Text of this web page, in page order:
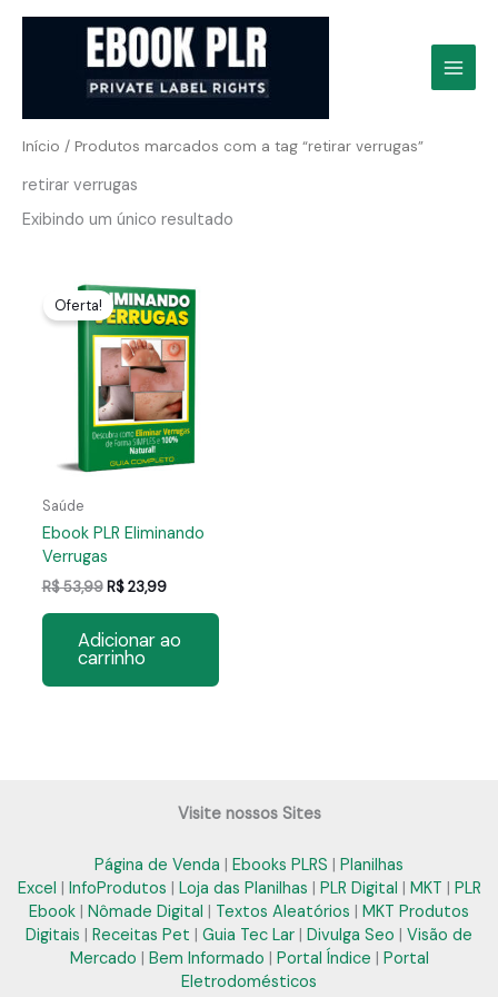
Início / Produtos marcados com a tag “retirar verrugas”
retirar verrugas
Exibindo um único resultado
Oferta!
Saúde
Ebook PLR Eliminando
Verrugas
R$53,99 O
era:
R$ 53,99.
R$23,99O
é:
Adicionar ao
carrinho
Visite nossos Sites
Página de Venda | Ebooks PLRS | Planilhas
Excel | InfoProdutos | Loja das Planilhas | PLR Digital | MKT | PLR
Ebook | Nômade Digital | Textos Aleatórios | MKT Produtos
Digitais | Receitas Pet | Guia Tec Lar | Divulga Seo | Visão de
Mercado | Bem Informado | Portal Índice | Portal
Eletrodomésticos